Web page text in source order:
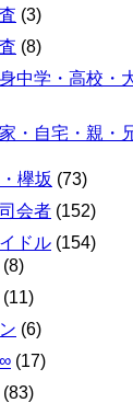
(3)
(8)
中学・高校・
・自宅・親・
欅坂 (73)
会者 (152)
ドル (154)
(8)
(11)
(6)
(17)
(83)